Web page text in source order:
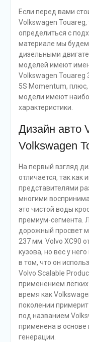
Если перед вами
Volkswagen
определиться с
материале мы
дизельными
моделей имеют
Volkswagen Touareg
5S Momentum,
модели имеют
характеристики.
Дизайн авто
Volkswagen
На первый взгляд
отличается, так как
представителями
многими
это чистой воды
премиум-сегмента.
дорожный просвет
237 мм. Volvo XC90
кузова, но вес у
в том, что он
Volvo Scalable
применением
время как
поколении
под названием
применена в основе
генерации.